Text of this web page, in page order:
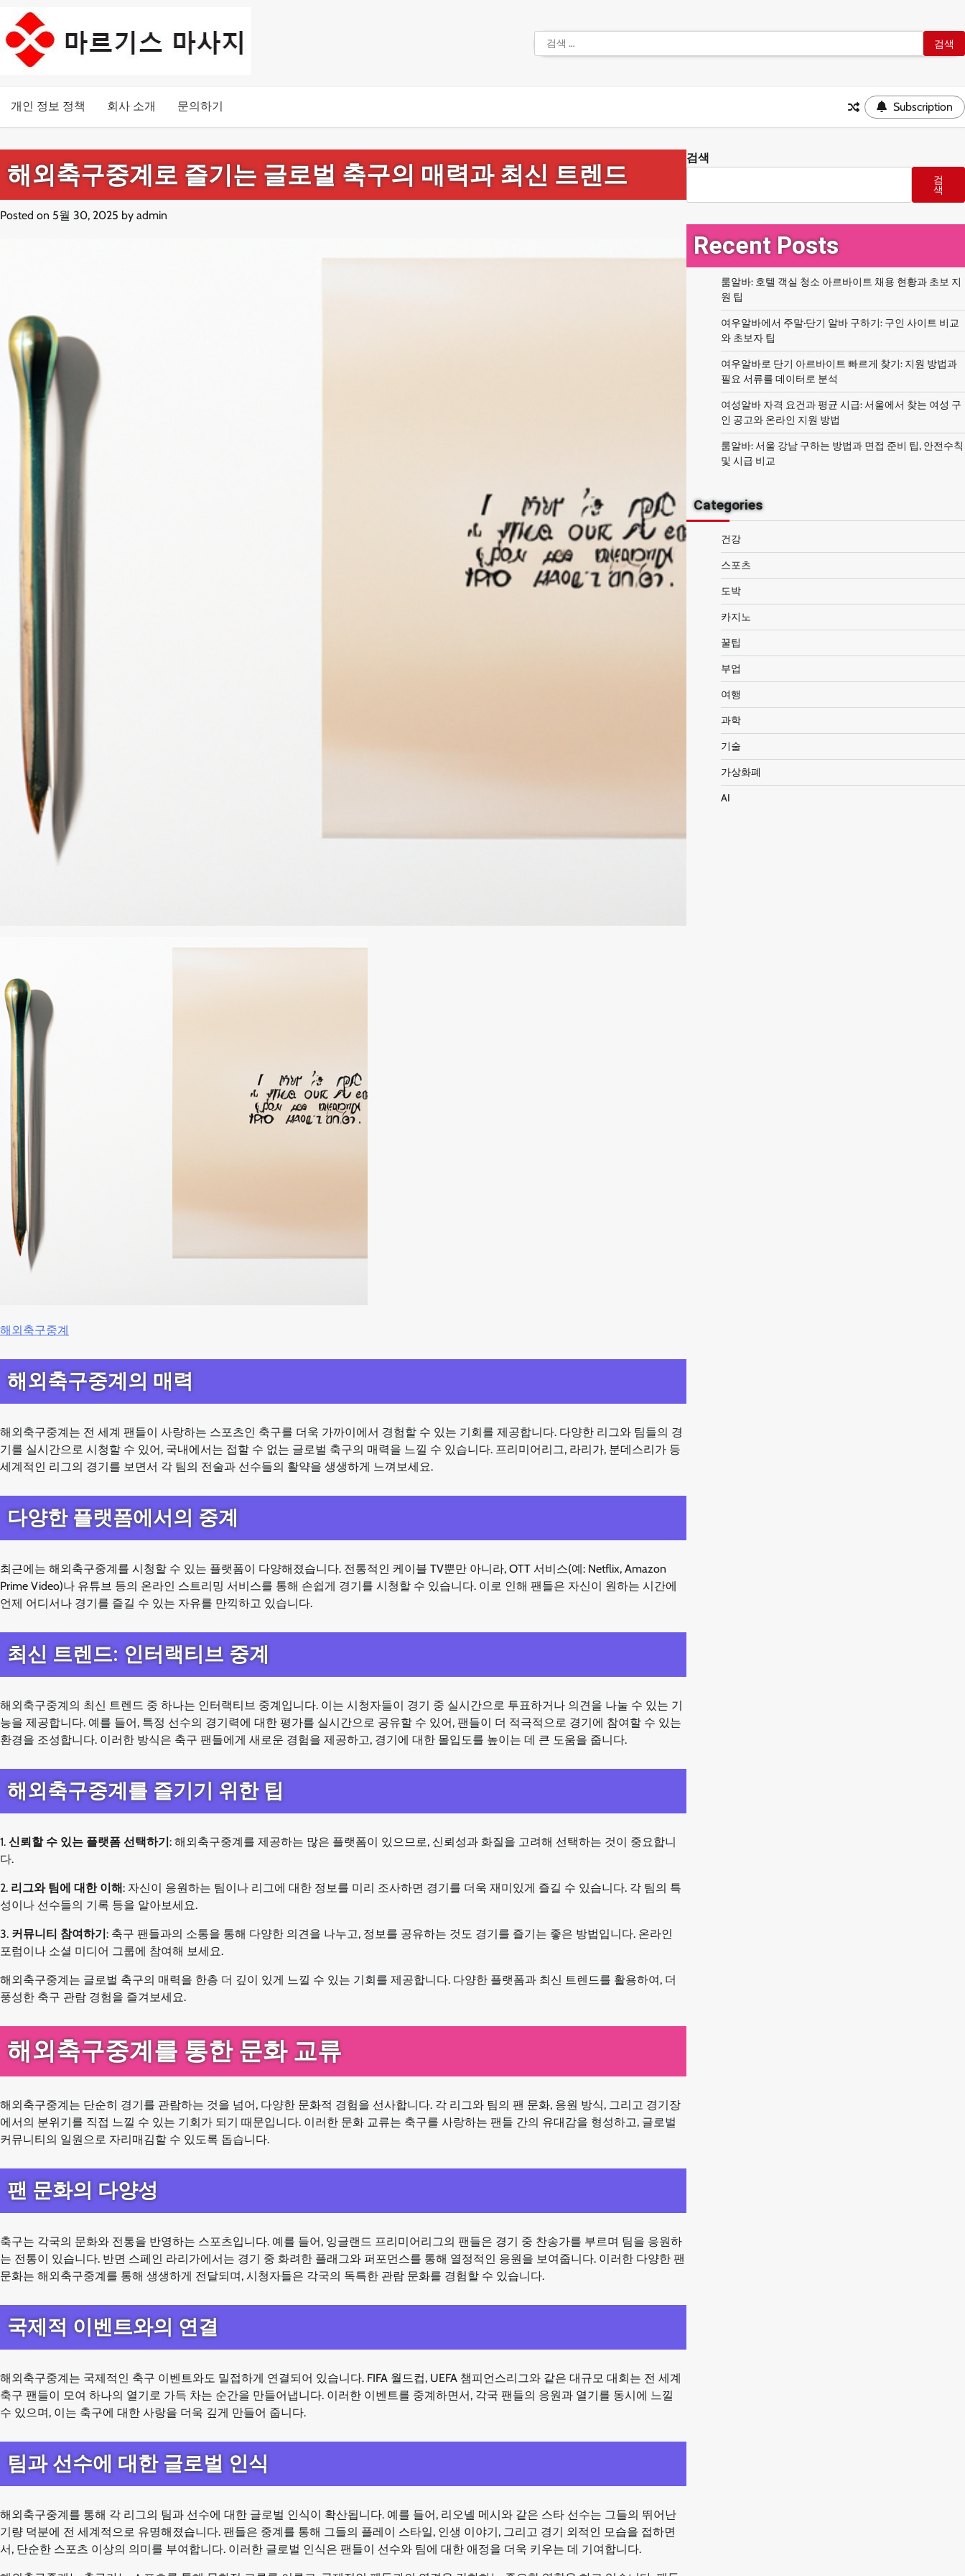
content
색:
개인 정보 정책 회사 소개 문의하기 Subscription
해외축구중계로 즐기는 글로벌 축구의 매력과 최신 트렌드
Posted on 5월 30, 2025 by admin
해외축구중계
해외축구중계의 매력
해외축구중계는 전 세계 팬들이 사랑하는 스포츠인 축구를 더욱 가까이에서 경험할 수 있는 기회를 제공합니다. 다양한 리그와 팀들의 경
기를 실시간으로 시청할 수 있어, 국내에서는 접할 수 없는 글로벌 축구의 매력을 느낄 수 있습니다. 프리미어리그, 라리가, 분데스리가 등
세계적인 리그의 경기를 보면서 각 팀의 전술과 선수들의 활약을 생생하게 느껴보세요.
다양한 플랫폼에서의 중계
최근에는 해외축구중계를 시청할 수 있는 플랫폼이 다양해졌습니다. 전통적인 케이블 TV뿐만 아니라, OTT 서비스(예: Netflix, Amazon
Prime Video)나 유튜브 등의 온라인 스트리밍 서비스를 통해 손쉽게 경기를 시청할 수 있습니다. 이로 인해 팬들은 자신이 원하는 시간에
언제 어디서나 경기를 즐길 수 있는 자유를 만끽하고 있습니다.
최신 트렌드: 인터랙티브 중계
해외축구중계의 최신 트렌드 중 하나는 인터랙티브 중계입니다. 이는 시청자들이 경기 중 실시간으로 투표하거나 의견을 나눌 수 있는 기
능을 제공합니다. 예를 들어, 특정 선수의 경기력에 대한 평가를 실시간으로 공유할 수 있어, 팬들이 더 적극적으로 경기에 참여할 수 있는
환경을 조성합니다. 이러한 방식은 축구 팬들에게 새로운 경험을 제공하고, 경기에 대한 몰입도를 높이는 데 큰 도움을 줍니다.
해외축구중계를 즐기기 위한 팁
1. 신뢰할 수 있는 플랫폼 선택하기: 해외축구중계를 제공하는 많은 플랫폼이 있으므로, 신뢰성과 화질을 고려해 선택하는 것이 중요합니
다.
2. 리그와 팀에 대한 이해: 자신이 응원하는 팀이나 리그에 대한 정보를 미리 조사하면 경기를 더욱 재미있게 즐길 수 있습니다. 각 팀의 특
성이나 선수들의 기록 등을 알아보세요.
3. 커뮤니티 참여하기: 축구 팬들과의 소통을 통해 다양한 의견을 나누고, 정보를 공유하는 것도 경기를 즐기는 좋은 방법입니다. 온라인
포럼이나 소셜 미디어 그룹에 참여해 보세요.
해외축구중계는 글로벌 축구의 매력을 한층 더 깊이 있게 느낄 수 있는 기회를 제공합니다. 다양한 플랫폼과 최신 트렌드를 활용하여, 더
풍성한 축구 관람 경험을 즐겨보세요.
해외축구중계를 통한 문화 교류
해외축구중계는 단순히 경기를 관람하는 것을 넘어, 다양한 문화적 경험을 선사합니다. 각 리그와 팀의 팬 문화, 응원 방식, 그리고 경기장
에서의 분위기를 직접 느낄 수 있는 기회가 되기 때문입니다. 이러한 문화 교류는 축구를 사랑하는 팬들 간의 유대감을 형성하고, 글로벌
커뮤니티의 일원으로 자리매김할 수 있도록 돕습니다.
팬 문화의 다양성
축구는 각국의 문화와 전통을 반영하는 스포츠입니다. 예를 들어, 잉글랜드 프리미어리그의 팬들은 경기 중 찬송가를 부르며 팀을 응원하
는 전통이 있습니다. 반면 스페인 라리가에서는 경기 중 화려한 플래그와 퍼포먼스를 통해 열정적인 응원을 보여줍니다. 이러한 다양한 팬
문화는 해외축구중계를 통해 생생하게 전달되며, 시청자들은 각국의 독특한 관람 문화를 경험할 수 있습니다.
국제적 이벤트와의 연결
해외축구중계는 국제적인 축구 이벤트와도 밀접하게 연결되어 있습니다. FIFA 월드컵, UEFA 챔피언스리그와 같은 대규모 대회는 전 세계
축구 팬들이 모여 하나의 열기로 가득 차는 순간을 만들어냅니다. 이러한 이벤트를 중계하면서, 각국 팬들의 응원과 열기를 동시에 느낄
수 있으며, 이는 축구에 대한 사랑을 더욱 깊게 만들어 줍니다.
팀과 선수에 대한 글로벌 인식
해외축구중계를 통해 각 리그의 팀과 선수에 대한 글로벌 인식이 확산됩니다. 예를 들어, 리오넬 메시와 같은 스타 선수는 그들의 뛰어난
기량 덕분에 전 세계적으로 유명해졌습니다. 팬들은 중계를 통해 그들의 플레이 스타일, 인생 이야기, 그리고 경기 외적인 모습을 접하면
서, 단순한 스포츠 이상의 의미를 부여합니다. 이러한 글로벌 인식은 팬들이 선수와 팀에 대한 애정을 더욱 키우는 데 기여합니다.
검색
검
색
Recent Posts
룸알바: 호텔 객실 청소 아르바이트 채용 현황과 초보 지
원 팁
여우알바에서 주말·단기 알바 구하기: 구인 사이트 비교
와 초보자 팁
여우알바로 단기 아르바이트 빠르게 찾기: 지원 방법과
필요 서류를 데이터로 분석
여성알바 자격 요건과 평균 시급: 서울에서 찾는 여성 구
인 공고와 온라인 지원 방법
룸알바: 서울 강남 구하는 방법과 면접 준비 팁, 안전수칙
및 시급 비교
Categories
건강
스포츠
도박
카지노
꿀팁
부업
여행
과학
기술
가상화폐
AI